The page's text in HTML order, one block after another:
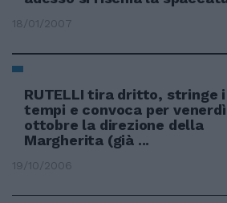
18/01/2007
RUTELLI tira dritto, stringe i
tempi e convoca per
ottobre la direzione della
Margherita (già ...
19/10/2006